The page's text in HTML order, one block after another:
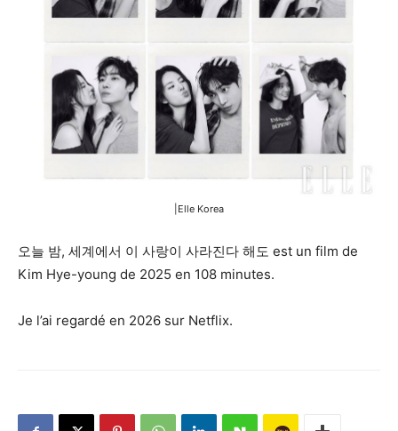
|Elle Korea
오늘 밤, 세계에서 이 사랑이 사라진다 해도 est un film de
Kim Hye-young de 2025 en 108 minutes.
Je l’ai regardé en 2026 sur Netflix.